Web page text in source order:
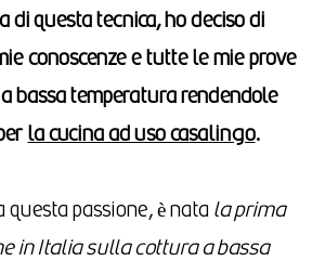
di questa tecnica, ho deciso di
conoscenze e tutte le mie prove
bassa temperatura rendendole
la cucina ad uso casalingo.
questa passione, è nata la prima
in Italia sulla cottura a bassa